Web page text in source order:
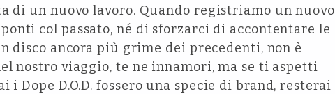
di un nuovo lavoro. Quando registriamo un nuovo
col passato, né di sforzarci di accontentare le
disco ancora più grime dei precedenti, non è
nostro viaggio, te ne innamori, ma se ti aspetti
i Dope D.O.D. fossero una specie di brand, resterai